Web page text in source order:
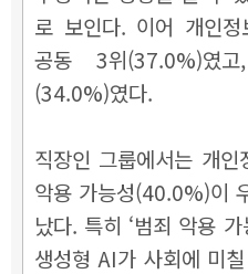
로 보인다. 이어 개인
공동 3위(37.0%)였
(34.0%)였다.
직장인 그룹에서는 개
악용 가능성(40.0%)이
났다. 특히 ‘범죄 악용
생성형 AI가 사회에 미